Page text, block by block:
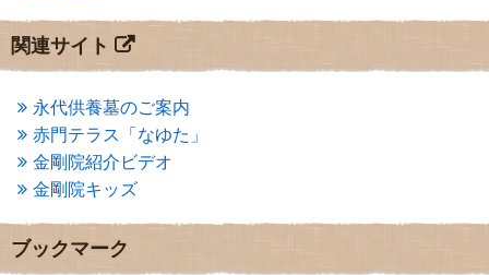
2013年8月
(7)
2013年7月
(7)
2013年5月(13)
2013年4月(1)
2013年3月 (4)
2013年2月(6)
2013年1月(6)
2012年12月(7)
2012年11月(7)
2012年10月
関連サイト
永代供養墓のご案内
赤門テラス「なゆた」
金剛院紹介ビデオ
金剛院キッズ
ブックマーク